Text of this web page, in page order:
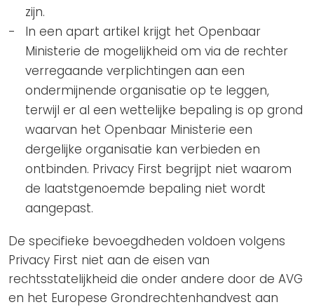
zijn.
In een apart artikel krijgt het Openbaar
Ministerie de mogelijkheid om via de rechter
verregaande verplichtingen aan een
ondermijnende organisatie op te leggen,
terwijl er al een wettelijke bepaling is op grond
waarvan het Openbaar Ministerie een
dergelijke organisatie kan verbieden en
ontbinden. Privacy First begrijpt niet waarom
de laatstgenoemde bepaling niet wordt
aangepast.
De specifieke bevoegdheden voldoen volgens
Privacy First niet aan de eisen van
rechtsstatelijkheid die onder andere door de AVG
en het Europese Grondrechtenhandvest aan